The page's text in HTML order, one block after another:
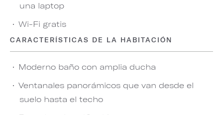
una laptop
Wi-Fi gratis
CARACTERÍSTICAS DE LA HABITACIÓN
Moderno baño con amplia ducha
Ventanales panorámicos que van desde el
suelo hasta el techo